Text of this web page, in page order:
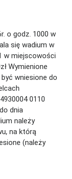
o godz. 1000 w
się wadium w
w miejscowości
Wymienione
wniesione do
0110
dnia
należy
na którą
(należy